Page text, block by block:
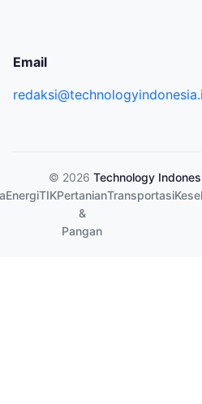
Email
© 2026 Technology
EnergiTIKPertanian
&
Pangan
Transportasi